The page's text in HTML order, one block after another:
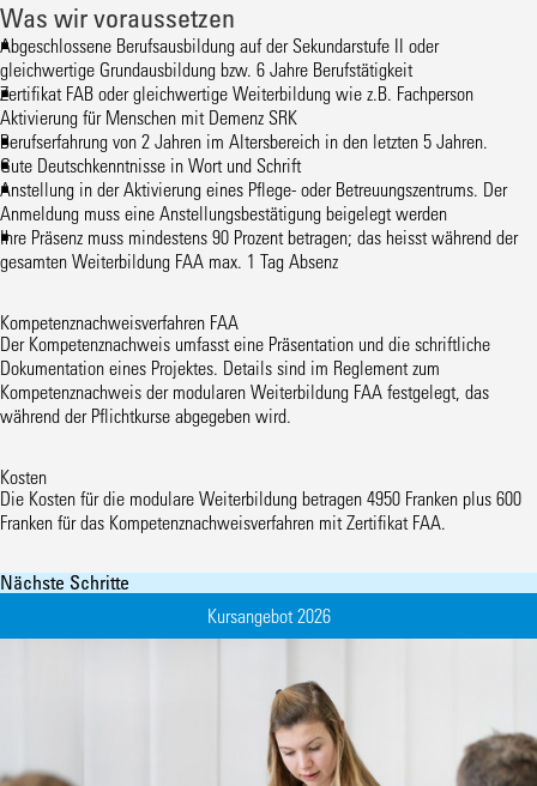
Was wir voraussetzen
Abgeschlossene Berufsausbildung auf der Sekundarstufe II oder
gleichwertige Grundausbildung bzw. 6 Jahre Berufstätigkeit
Zertifikat FAB oder gleichwertige Weiterbildung wie z.B. Fachperson
Aktivierung für Menschen mit Demenz SRK
Berufserfahrung von 2 Jahren im Altersbereich in den letzten 5 Jahren.
Gute Deutschkenntnisse in Wort und Schrift
Anstellung in der Aktivierung eines Pflege- oder Betreuungszentrums. Der
Anmeldung muss eine Anstellungsbestätigung beigelegt werden
Ihre Präsenz muss mindestens 90 Prozent betragen; das heisst während der
gesamten Weiterbildung FAA max. 1 Tag Absenz
Kompetenznachweisverfahren FAA
Der Kompetenznachweis umfasst eine Präsentation und die schriftliche
Dokumentation eines Projektes. Details sind im Reglement zum
Kompetenznachweis der modularen Weiterbildung FAA festgelegt, das
während der Pflichtkurse abgegeben wird.
Kosten
Die Kosten für die modulare Weiterbildung betragen 4950 Franken plus 600
Franken für das Kompetenznachweisverfahren mit Zertifikat FAA.
Nächste Schritte
Kursangebot 2026